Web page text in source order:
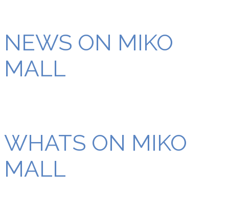
NEWS ON MIKO
MALL
WHATS ON MIKO
MALL